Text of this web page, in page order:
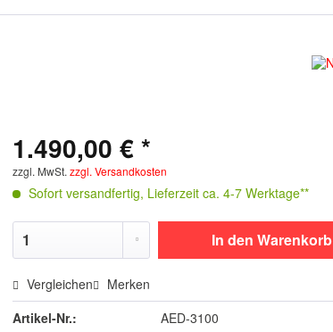
1.490,00 € *
zzgl. MwSt.zzgl. Versandkosten
Sofort versandfertig, Lieferzeit ca. 4-7 Werktage**
In den Warenkorb
Vergleichen
Merken
Artikel-Nr.:
AED-3100